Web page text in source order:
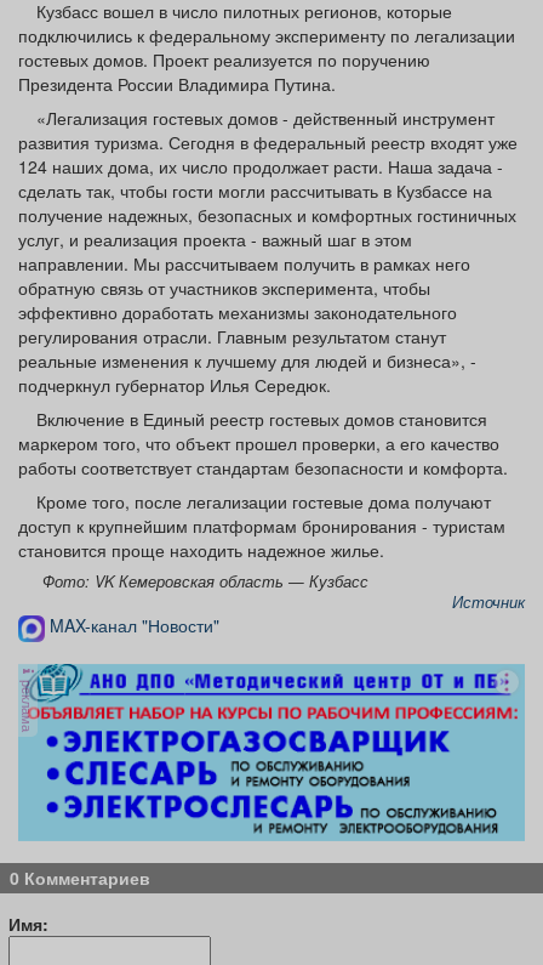
Афиша Обучение Проекты
Товары Поздравления Погода
ТВ программа Я - пенсионер
Кузбасс вошел в число пилотных регионов, которые
подключились к федеральному эксперименту по легализации
гостевых домов. Проект реализуется по поручению
Президента России Владимира Путина.
«Легализация гостевых домов - действенный инструмент
развития туризма. Сегодня в федеральный реестр входят уже
124 наших дома, их число продолжает расти. Наша задача -
сделать так, чтобы гости могли рассчитывать в Кузбассе на
получение надежных, безопасных и комфортных гостиничных
услуг, и реализация проекта - важный шаг в этом
направлении. Мы рассчитываем получить в рамках него
обратную связь от участников эксперимента, чтобы
эффективно доработать механизмы законодательного
регулирования отрасли. Главным результатом станут
реальные изменения к лучшему для людей и бизнеса», -
подчеркнул губернатор Илья Середюк.
Включение в Единый реестр гостевых домов становится
маркером того, что объект прошел проверки, а его качество
работы соответствует стандартам безопасности и комфорта.
Кроме того, после легализации гостевые дома получают
доступ к крупнейшим платформам бронирования - туристам
становится проще находить надежное жилье.
Фото: VK Кемеровская область — Кузбасс
Источник
MAX-канал "Новости"
реклама
0 Комментариев
Имя: